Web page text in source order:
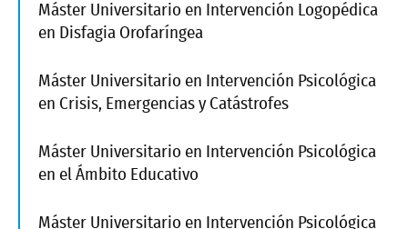
Máster Universitario en Intervención Logopédica
en Disfagia Orofaríngea
Máster Universitario en Intervención Psicológica
en Crisis, Emergencias y Catástrofes
Máster Universitario en Intervención Psicológica
en el Ámbito Educativo
Máster Universitario en Intervención Psicológica